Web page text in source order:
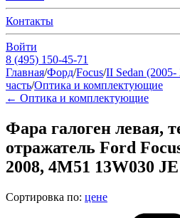
Контакты
Войти
8 (495) 150-45-71
Главная/Форд/Focus/II Sedan (2005-
часть/Оптика и комплектующие
← Оптика и комплектующие
Фара галоген левая,
отражатель Ford
2008, 4M51 13W030
Сортировка по: цене